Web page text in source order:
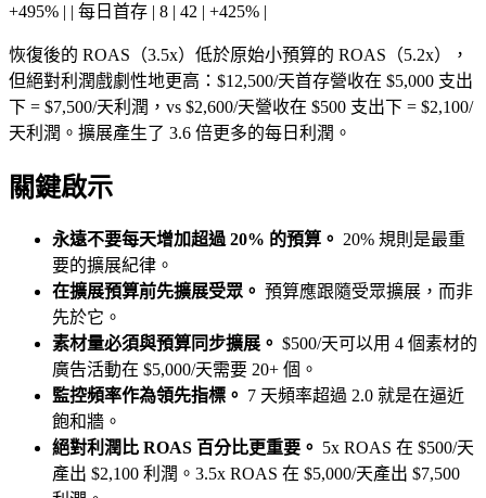
+495% | | 每日首存 | 8 | 42 | +425% |
恢復後的 ROAS（3.5x）低於原始小預算的 ROAS（5.2x），
但絕對利潤戲劇性地更高：$12,500/天首存營收在 $5,000 支出
下 = $7,500/天利潤，vs $2,600/天營收在 $500 支出下 = $2,100/
天利潤。擴展產生了 3.6 倍更多的每日利潤。
關鍵啟示
永遠不要每天增加超過 20% 的預算。 20% 規則是最重
要的擴展紀律。
在擴展預算前先擴展受眾。 預算應跟隨受眾擴展，而非
先於它。
素材量必須與預算同步擴展。 $500/天可以用 4 個素材的
廣告活動在 $5,000/天需要 20+ 個。
監控頻率作為領先指標。 7 天頻率超過 2.0 就是在逼近
飽和牆。
絕對利潤比 ROAS 百分比更重要。 5x ROAS 在 $500/天
產出 $2,100 利潤。3.5x ROAS 在 $5,000/天產出 $7,500